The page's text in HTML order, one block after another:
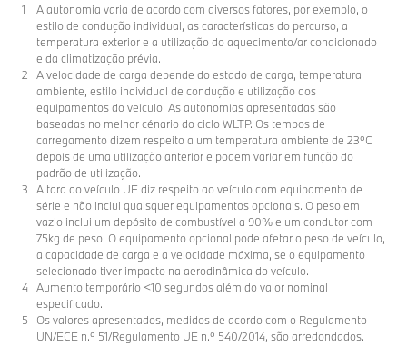
A autonomia varia de acordo com diversos fatores, por exemplo, o
estilo de condução individual, as características do percurso, a
temperatura exterior e a utilização do aquecimento/ar condicionado
e da climatização prévia.
A velocidade de carga depende do estado de carga, temperatura
ambiente, estilo individual de condução e utilização dos
equipamentos do veículo. As autonomias apresentadas são
baseadas no melhor cénario do ciclo WLTP. Os tempos de
carregamento dizem respeito a um temperatura ambiente de 23ºC
depois de uma utilização anterior e podem variar em função do
padrão de utilização.
A tara do veículo UE diz respeito ao veículo com equipamento de
série e não inclui quaisquer equipamentos opcionais. O peso em
vazio inclui um depósito de combustível a 90% e um condutor com
75kg de peso. O equipamento opcional pode afetar o peso de veículo,
a capacidade de carga e a velocidade máxima, se o equipamento
selecionado tiver impacto na aerodinâmica do veículo.
Aumento temporário <10 segundos além do valor nominal
especificado.
Os valores apresentados, medidos de acordo com o Regulamento
UN/ECE n.º 51/Regulamento UE n.º 540/2014, são arredondados.